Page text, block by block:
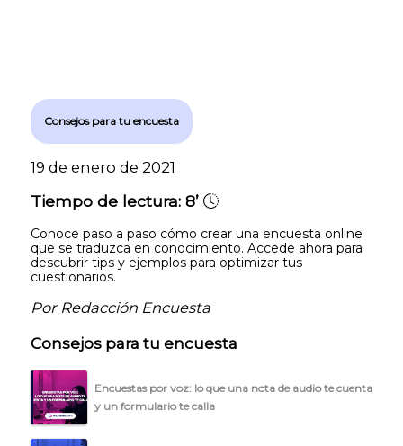
Consejos para tu encuesta
19 de enero de 2021
Tiempo de lectura: 8’
Conoce paso a paso cómo crear una encuesta online
que se traduzca en conocimiento. Accede ahora para
descubrir tips y ejemplos para optimizar tus
cuestionarios.
Por Redacción Encuesta
Consejos para tu encuesta
Encuestas por voz: lo que una nota de audio te cuenta
y un formulario te calla